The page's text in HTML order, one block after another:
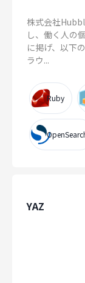
株式会社
し、働く人の
に掲げ、以下
ラウ...
Ruby
YAZ